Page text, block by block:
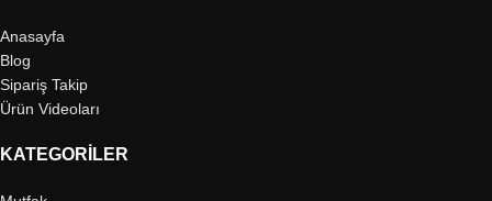
Anasayfa
Blog
Sipariş Takip
Ürün Videoları
KATEGORILER